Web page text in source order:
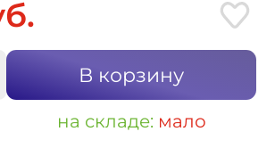
В корзину
на складе: мало